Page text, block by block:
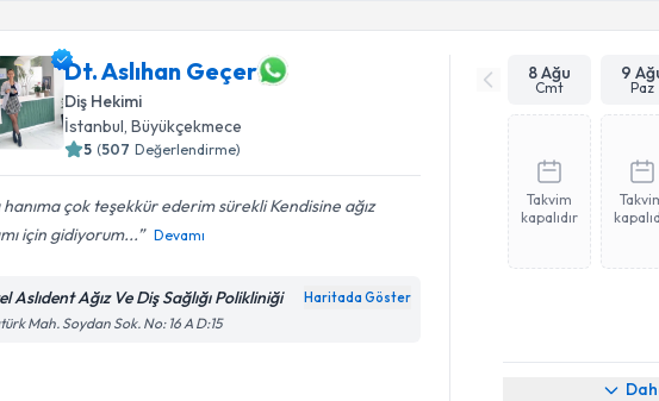
Dt. Aslıhan Geçer
Diş Hekimi
İstanbul, Büyükçekmece
5 (507 Değerlendirme)
hanıma çok teşekkür ederim sürekli Kendisine ağız
için gidiyorum...
Devamı
Aslıdent Ağız Ve Diş Sağlığı Polikliniği Haritada Göster
Mah. Soydan Sok. No: 16 A D:15
8 Ağu
Cmt
9
Paz
Takvim
kapalıdır